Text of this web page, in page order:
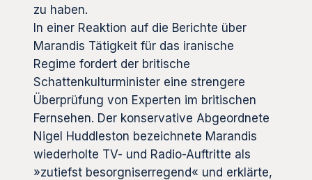
zu haben.
In einer Reaktion auf die Berichte über
Marandis Tätigkeit für das iranische
Regime fordert der britische
Schattenkulturminister eine strengere
Überprüfung von Experten im britischen
Fernsehen. Der konservative Abgeordnete
Nigel Huddleston bezeichnete Marandis
wiederholte TV- und Radio-Auftritte als
»zutiefst besorgniserregend« und erklärte,